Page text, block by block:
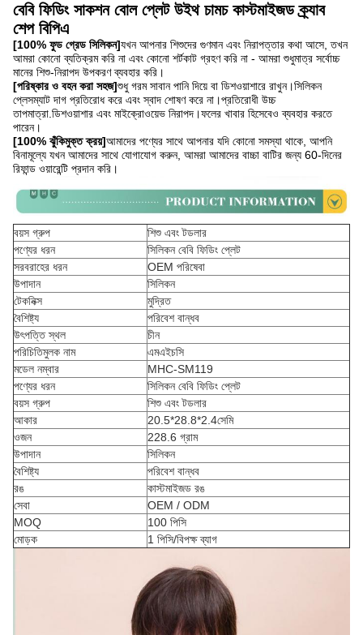
বেবি ফিডিং সাকশন বোল প্লেট উইথ চামচ কাস্টমাইজড ক্র্যাব
শেপ বিপিএ
[100% ফুড গ্রেড সিলিকন]যখন আপনার শিশুদের গুণমান এবং নিরাপত্তার কথা আসে, তখন
আমরা কোনো ব্যতিক্রম করি না এবং কোনো শর্টকাট গ্রহণ করি না - আমরা শুধুমাত্র সর্বোচ্চ
মানের শিশু-নিরাপদ উপকরণ ব্যবহার করি।
[পরিষ্কার ও বহন করা সহজ]শুধু গরম সাবান পানি দিয়ে বা ডিশওয়াশারে রাখুন।সিলিকন
প্লেসম্যাট দাগ প্রতিরোধ করে এবং স্বাদ শোষণ করে না।প্রতিরোধী উচ্চ
তাপমাত্রা.ডিশওয়াশার এবং মাইক্রোওয়েভ নিরাপদ।ফলের খাবার হিসেবেও ব্যবহার করতে
পারেন।
[100% ঝুঁকিমুক্ত ক্রয়]আমাদের পণ্যের সাথে আপনার যদি কোনো সমস্যা থাকে, আপনি
বিনামূল্যে যখন আমাদের সাথে যোগাযোগ করুন, আমরা আমাদের বাচ্চা বাটির জন্য 60-দিনের
রিফান্ড ওয়ারেন্টি প্রদান করি।
বয়স গ্রুপ
শিশু এবং টডলার
পণ্যের ধরন
সিলিকন বেবি ফিডিং প্লেট
সরবরাহের ধরন
OEM পরিষেবা
উপাদান
সিলিকন
টেকনিক্স
মুদ্রিত
বৈশিষ্ট্য
পরিবেশ বান্ধব
উৎপত্তি স্থল
চীন
পরিচিতিমুলক নাম
এমএইচসি
মডেল নম্বার
MHC-SM119
পণ্যের ধরন
সিলিকন বেবি ফিডিং প্লেট
বয়স গ্রুপ
শিশু এবং টডলার
আকার
20.5*28.8*2.4সেমি
ওজন
228.6 গ্রাম
উপাদান
সিলিকন
বৈশিষ্ট্য
পরিবেশ বান্ধব
রঙ
কাস্টমাইজড রঙ
সেবা
OEM / ODM
MOQ
100 পিসি
মোড়ক
1 পিসি/বিপক্ষ ব্যাগ